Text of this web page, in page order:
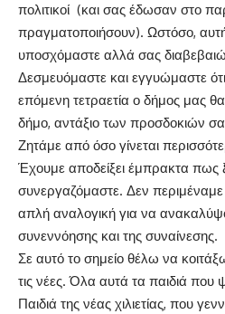
πολιτικοί (και σας έδωσαν στο
πραγματοποιήσουν). Ωστόσο,
υποσχόμαστε αλλά σας
Δεσμευόμαστε και εγγυώμαστε
επόμενη τετραετία ο δήμος μας
δήμο, αντάξιο των προσδοκιών
Ζητάμε από όσο γίνεται
Έχουμε αποδείξει έμπρακτα πως
συνεργαζόμαστε. Δεν περιμέναμε
απλή αναλογική για να
συνεννόησης και της συναίνεσης.
Σε αυτό το σημείο θέλω να
τις νέες. Όλα αυτά τα παιδιά
Παιδιά της νέας χιλιετίας, που